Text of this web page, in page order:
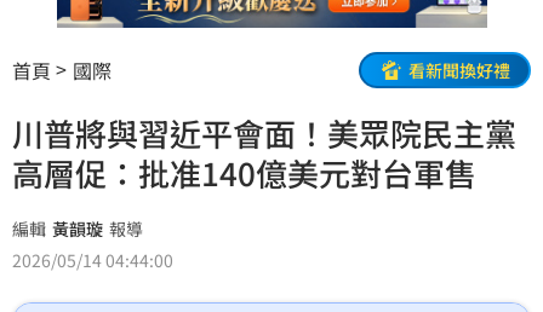
首頁 國際 看新聞換好禮
川普將與習近平會面！美眾院民主黨
高層促：批准140億美元對台軍售
編輯 黃韻璇 報導
2026/05/14 04:44:00